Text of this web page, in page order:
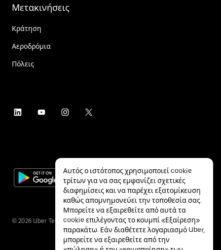
Μετακινήσεις
Κράτηση
Αεροδρόμια
Πόλεις
© 2026 Uber Technologies Inc.
Αυτός ο ιστότοπος χρησιμοποιεί cookie
τρίτων για να σας εμφανίζει σχετικές
διαφημίσεις και να παρέχει εξατομίκευση
καθώς απομνημονεύει την τοποθεσία σας.
Μπορείτε να εξαιρεθείτε από αυτά τα
cookie επιλέγοντας το κουμπί «Εξαίρεση»
παρακάτω. Εάν διαθέτετε λογαριασμό Uber,
μπορείτε να εξαιρεθείτε από την